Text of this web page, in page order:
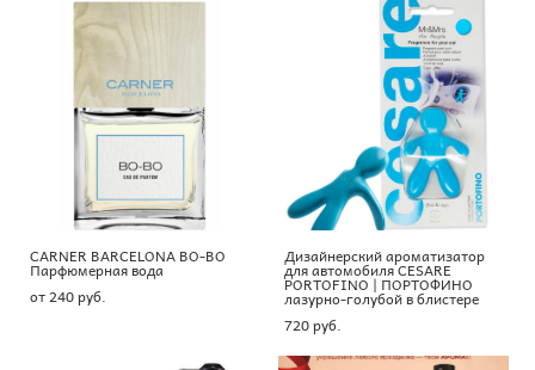
CARNER BARCELONA BO-BO
Парфюмерная вода
от 240 pуб.
Дизайнерский ароматизатор
для автомобиля CESARE
PORTOFINO | ПОРТОФИНО
лазурно-голубой в блистере
720 pуб.